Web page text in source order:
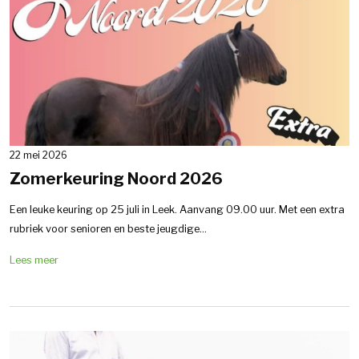
22 mei 2026
Zomerkeuring Noord 2026
Een leuke keuring op 25 juli in Leek. Aanvang 09.00 uur. Met een extra
rubriek voor senioren en beste jeugdige...
Lees meer